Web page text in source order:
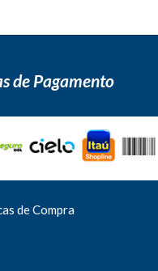
de Pagamento
de Compra